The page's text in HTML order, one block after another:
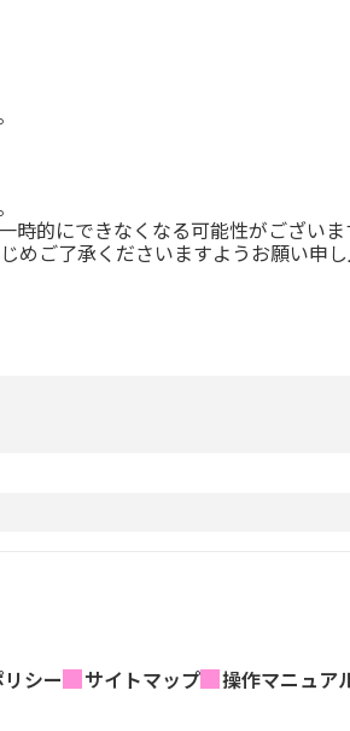
的にできなくなる可能性がございま
ご了承くださいますようお願い申し
シー サイトマップ 操作マニュア